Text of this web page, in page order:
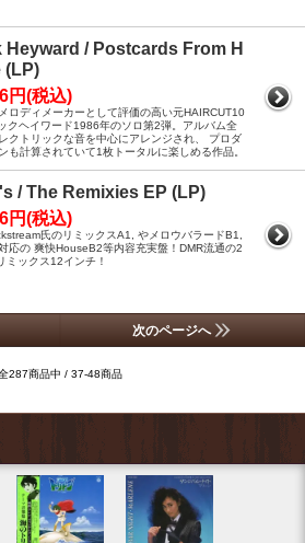
Heyward / Postcards From H
(LP)
円(税込)
ロディメーカーとして評価の高い元HAIRCUT10
クヘイワード1986年のソロ第2弾。アルバム全
クトリックな音を中心にアレンジされ、 プロダ
も計算されていて1枚トータルに楽しめる作品。
/ The Remixies EP (LP)
円(税込)
氏のリミックスA1, やメロウバラードB1,
応の 爽快HouseB2等内容充実盤！DMR流通の2
ミックス12インチ！
次のページへ
287商品中 / 37-48商品